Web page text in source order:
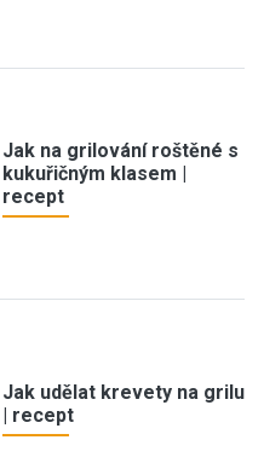
Jak na grilování roštěné s
kukuřičným klasem |
recept
Jak udělat krevety na grilu
| recept